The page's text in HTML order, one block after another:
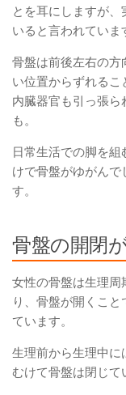
とを耳にしますが
いると言われていま
骨盤は前後左右の方
い位置からずれる
内臓器官も引っ張
も。
日常生活での脚を
けで骨盤がゆがん
す。
骨盤の開閉
女性の骨盤は生理周
り、骨盤が開くこ
ています。
生理前から生理中に
むけて骨盤は閉じて